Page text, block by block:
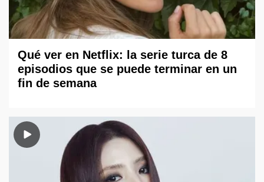
Qué ver en Netflix: la serie turca de 8
episodios que se puede terminar en un
fin de semana